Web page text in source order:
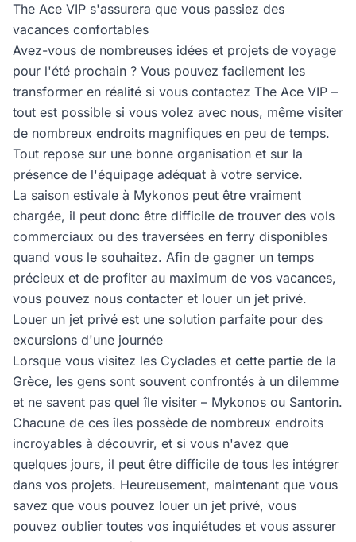
The Ace VIP s'assurera que vous passiez des
vacances confortables
Avez-vous de nombreuses idées et projets de voyage
pour l'été prochain ? Vous pouvez facilement les
transformer en réalité si vous contactez The Ace VIP –
tout est possible si vous volez avec nous, même visiter
de nombreux endroits magnifiques en peu de temps.
Tout repose sur une bonne organisation et sur la
présence de l'équipage adéquat à votre service.
La saison estivale à Mykonos peut être vraiment
chargée, il peut donc être difficile de trouver des vols
commerciaux ou des traversées en ferry disponibles
quand vous le souhaitez. Afin de gagner un temps
précieux et de profiter au maximum de vos vacances,
vous pouvez nous contacter et louer un jet privé.
Louer un jet privé est une solution parfaite pour des
excursions d'une journée
Lorsque vous visitez les Cyclades et cette partie de la
Grèce, les gens sont souvent confrontés à un dilemme
et ne savent pas quel île visiter – Mykonos ou Santorin.
Chacune de ces îles possède de nombreux endroits
incroyables à découvrir, et si vous n'avez que
quelques jours, il peut être difficile de tous les intégrer
dans vos projets. Heureusement, maintenant que vous
savez que vous pouvez louer un jet privé, vous
pouvez oublier toutes vos inquiétudes et vous assurer